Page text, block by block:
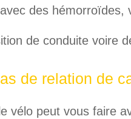
des hémorroïdes,
de conduite voire
de relation de
vélo peut vous faire